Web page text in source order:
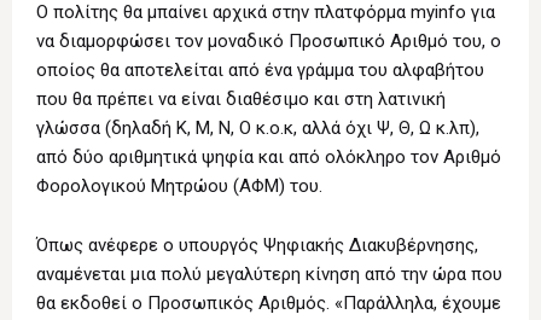
Ο πολίτης θα μπαίνει αρχικά στην πλατφόρμα myinfo για
να διαμορφώσει τον μοναδικό Προσωπικό Αριθμό του, ο
οποίος θα αποτελείται από ένα γράμμα του αλφαβήτου
που θα πρέπει να είναι διαθέσιμο και στη λατινική
γλώσσα (δηλαδή Κ, Μ, Ν, Ο κ.ο.κ, αλλά όχι Ψ, Θ, Ω κ.λπ),
από δύο αριθμητικά ψηφία και από ολόκληρο τον Αριθμό
Φορολογικού Μητρώου (ΑΦΜ) του.
Όπως ανέφερε ο υπουργός Ψηφιακής Διακυβέρνησης,
αναμένεται μια πολύ μεγαλύτερη κίνηση από την ώρα που
θα εκδοθεί ο Προσωπικός Αριθμός. «Παράλληλα, έχουμε